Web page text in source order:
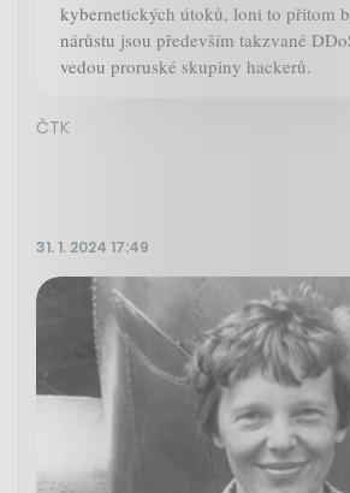
kybernetických útoků, loni to přitom
nárůstu jsou především takzvané
vedou proruské skupiny hackerů.
ČTK
31. 1. 2024 17:49